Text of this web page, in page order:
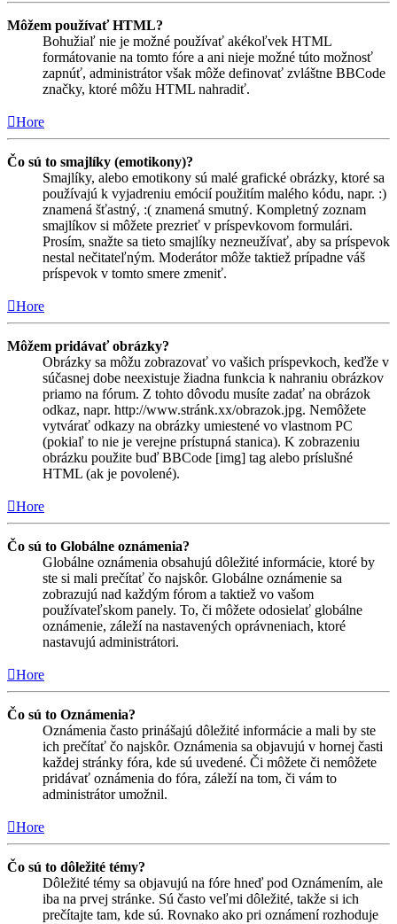
Môžem používať HTML?
Bohužiaľ nie je možné používať akékoľvek HTML
formátovanie na tomto fóre a ani nieje možné túto možnosť
zapnúť, administrátor však môže definovať zvláštne BBCode
značky, ktoré môžu HTML nahradiť.
Hore
Čo sú to smajlíky (emotikony)?
Smajlíky, alebo emotikony sú malé grafické obrázky, ktoré sa
používajú k vyjadreniu emócií použitím malého kódu, napr. :)
znamená šťastný, :( znamená smutný. Kompletný zoznam
smajlíkov si môžete prezrieť v príspevkovom formulári.
Prosím, snažte sa tieto smajlíky nezneužívať, aby sa príspevok
nestal nečitateľným. Moderátor môže taktiež prípadne váš
príspevok v tomto smere zmeniť.
Hore
Môžem pridávať obrázky?
Obrázky sa môžu zobrazovať vo vašich príspevkoch, keďže v
súčasnej dobe neexistuje žiadna funkcia k nahraniu obrázkov
priamo na fórum. Z tohto dôvodu musíte zadať na obrázok
odkaz, napr. http://www.stránk.xx/obrazok.jpg. Nemôžete
vytvárať odkazy na obrázky umiestené vo vlastnom PC
(pokiaľ to nie je verejne prístupná stanica). K zobrazeniu
obrázku použite buď BBCode [img] tag alebo príslušné
HTML (ak je povolené).
Hore
Čo sú to Globálne oznámenia?
Globálne oznámenia obsahujú dôležité informácie, ktoré by
ste si mali prečítať čo najskôr. Globálne oznámenie sa
zobrazujú nad každým fórom a taktiež vo vašom
používateľskom panely. To, či môžete odosielať globálne
oznámenie, záleží na nastavených oprávneniach, ktoré
nastavujú administrátori.
Hore
Čo sú to Oznámenia?
Oznámenia často prinášajú dôležité informácie a mali by ste
ich prečítať čo najskôr. Oznámenia sa objavujú v hornej časti
každej stránky fóra, kde sú uvedené. Či môžete či nemôžete
pridávať oznámenia do fóra, záleží na tom, či vám to
administrátor umožnil.
Hore
Čo sú to dôležité témy?
Dôležité témy sa objavujú na fóre hneď pod Oznámením, ale
iba na prvej stránke. Sú často veľmi dôležité, takže si ich
prečítajte tam, kde sú. Rovnako ako pri oznámení rozhoduje